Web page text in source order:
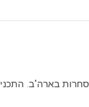
בעליית סל מניות מובילות